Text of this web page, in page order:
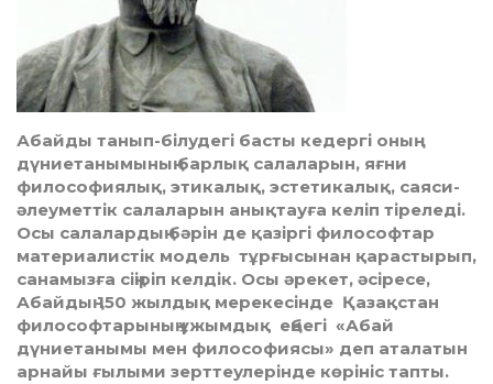
Абайды танып-білудегі басты кедергі оның
дүниетанымының барлық салаларын, яғни
философиялық, этикалық, эстетикалық, саяси-
әлеуметтік салаларын анықтауға келіп тіреледі.
Осы салалардың бәрін де қазіргі философтар
материалистік модель тұрғысынан қарастырып,
санамызға сіңіріп келдік. Осы әрекет, әсіресе,
Абайдың 150 жылдық мерекесінде Қазақстан
философтарының ұжымдық еңбегі «Абай
дүниетанымы мен философиясы» деп аталатын
арнайы ғылыми зерттеулерінде көрініс тапты.